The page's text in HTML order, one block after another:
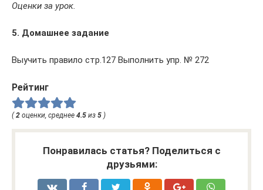
Оценки за урок.
5. Домашнее задание
Выучить правило стр.127 Выполнить упр. № 272
Рейтинг
(2 оценки, среднее 4.5 из 5 )
Понравилась статья? Поделиться с
друзьями: